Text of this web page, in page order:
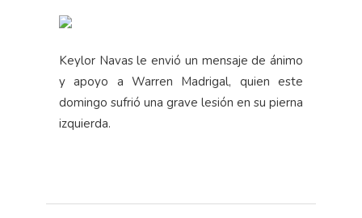
Keylor Navas le envió un mensaje de ánimo
y apoyo a Warren Madrigal, quien este
domingo sufrió una grave lesión en su pierna
izquierda.